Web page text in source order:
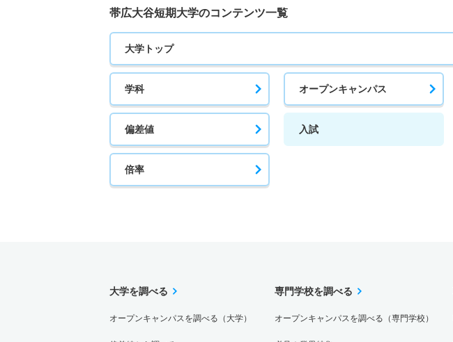
帯広大谷短期大学のコンテンツ一覧
大学トップ
学科 オープンキャンパス
偏差値 入試
倍率
大学を調べる
オープンキャンパスを調べる（大学）
専門学校を調べる
オープンキャンパスを調べる（専門学校）